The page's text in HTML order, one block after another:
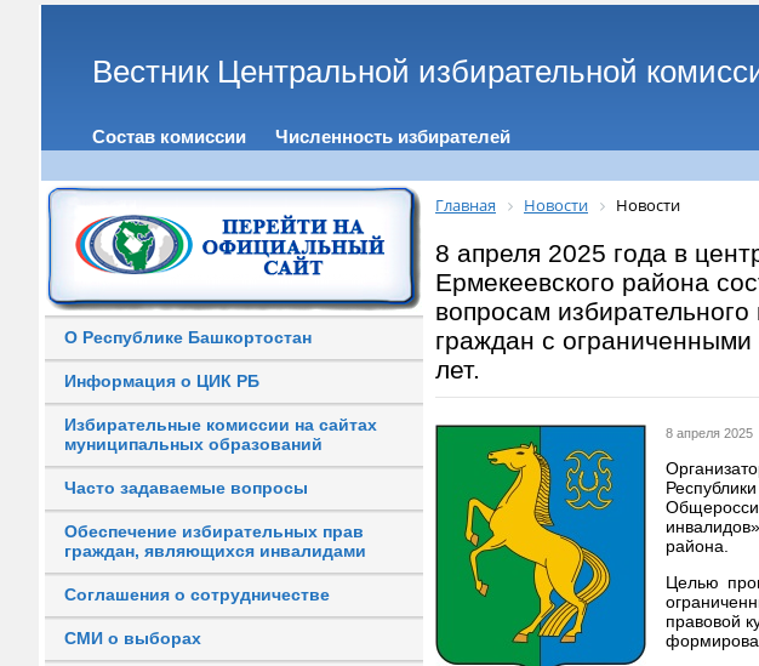
Вестник Центральной избирательной
Состав комиссии Численность избирателей
О Республике Башкортостан
Информация о ЦИК РБ
Избирательные комиссии на сайтах
муниципальных образований
Часто задаваемые вопросы
Обеспечение избирательных прав
граждан, являющихся инвалидами
Соглашения о сотрудничестве
СМИ о выборах
Главная Новости Новости
8 апреля 2025 года в
Ермекеевского района
вопросам
граждан с
лет.
8 апреля 2025
района.
Целью
правовой